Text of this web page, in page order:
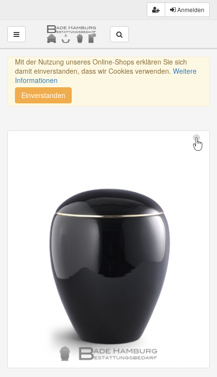
Anmelden
Toggle navigation
Mit der Nutzung unseres Online-Shops erklären Sie sich
damit einverstanden, dass wir Cookies verwenden. Weitere
Informationen
Einverstanden